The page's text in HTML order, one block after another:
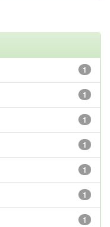
1
1
1
1
1
1
1